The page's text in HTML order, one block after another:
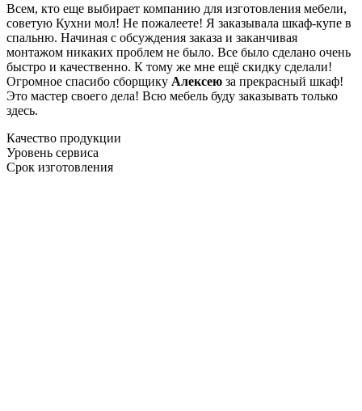
Всем, кто еще выбирает компанию для изготовления мебели,
советую Кухни мол! Не пожалеете! Я заказывала шкаф-купе в
спальню. Начиная с обсуждения заказа и заканчивая
монтажом никаких проблем не было. Все было сделано очень
быстро и качественно. К тому же мне ещё скидку сделали!
Огромное спасибо сборщику Алексею за прекрасный шкаф!
Это мастер своего дела! Всю мебель буду заказывать только
здесь.
Качество продукции
Уровень сервиса
Срок изготовления